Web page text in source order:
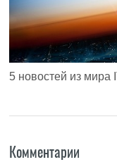
5 новостей из мира
Комментарии